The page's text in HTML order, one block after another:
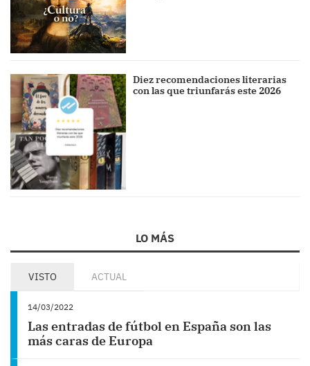
Diez recomendaciones literarias
con las que triunfarás este 2026
LO MÁS
VISTO ACTUAL
14/03/2022
Las entradas de fútbol en España son las
más caras de Europa